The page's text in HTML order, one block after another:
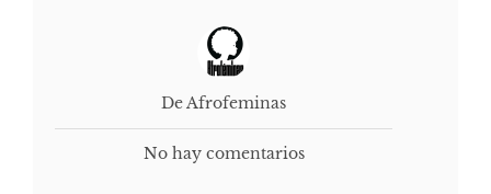
De Afrofeminas
No hay comentarios